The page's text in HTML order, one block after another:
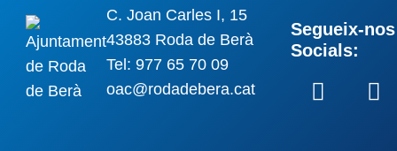
C. Joan Carles I, 15
43883 Roda de Berà
Tel: 977 65 70 09
oac@rodadebera.cat
Segueix-
Socials: